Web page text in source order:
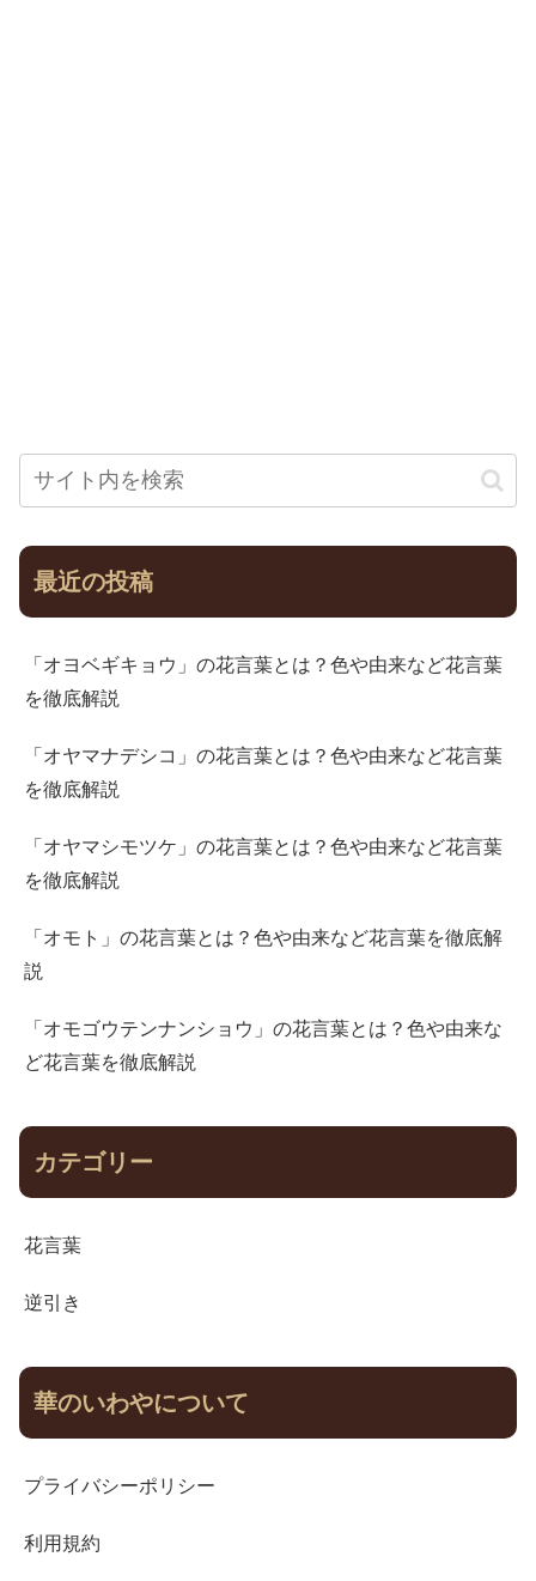
最近の投稿
「オヨベギキョウ」の花言葉とは？色や由来など花言葉
を徹底解説
「オヤマナデシコ」の花言葉とは？色や由来など花言葉
を徹底解説
「オヤマシモツケ」の花言葉とは？色や由来など花言葉
を徹底解説
「オモト」の花言葉とは？色や由来など花言葉を徹底解
説
「オモゴウテンナンショウ」の花言葉とは？色や由来な
ど花言葉を徹底解説
カテゴリー
花言葉
逆引き
華のいわやについて
プライバシーポリシー
利用規約